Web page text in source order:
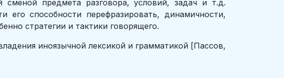
сменой предмета разговора, условий, задач и т.д.
его способности перефразировать, динамичности,
стратегии и тактики говорящего.
иноязычной лексикой и грамматикой [Пассов,